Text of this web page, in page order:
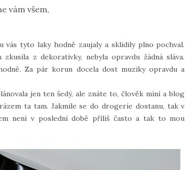
vám všem,
vás tyto laky hodně zaujaly a sklidily plno pochval.
z dekorativky, nebyla opravdu žádná sláva.
Za pár korun docela dost muziky opravdu a
jen ten šedý, ale znáte to, člověk míní a blog
ta tam. Jakmile se do drogerie dostanu, tak v
není v poslední době příliš často a tak to mou